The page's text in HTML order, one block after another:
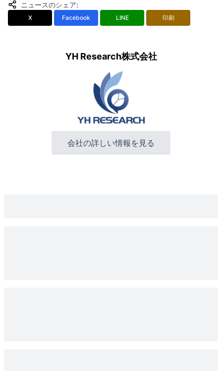
ニュースのシェア:
X Facebook LINE 印刷
YH Research株式会社
会社の詳しい情報を見る